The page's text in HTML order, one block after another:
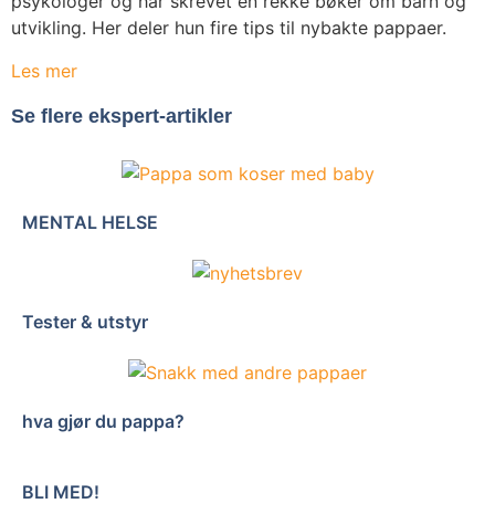
MENTAL HELSE
Tester & utstyr
hva gjør du pappa?
BLI MED!
utvikling. Her deler hun fire tips til nybakte pappaer.
Les mer
Se flere ekspert-artikler